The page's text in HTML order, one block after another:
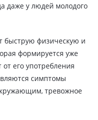
даже у людей молодого
быструю физическую и
формируется уже
его употребления
симптомы
тревожное